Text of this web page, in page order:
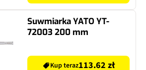
Suwmiarka YATO YT-
72003 200 mm
Kup teraz113.62 zł